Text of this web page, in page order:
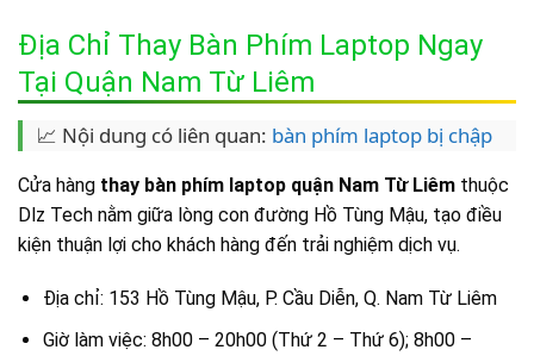
Địa Chỉ Thay Bàn Phím Laptop Ngay
Tại Quận Nam Từ Liêm
📈 Nội dung có liên quan: bàn phím laptop bị chập
Cửa hàng thay bàn phím laptop quận Nam Từ Liêm thuộc
Dlz Tech nằm giữa lòng con đường Hồ Tùng Mậu, tạo điều
kiện thuận lợi cho khách hàng đến trải nghiệm dịch vụ.
Địa chỉ: 153 Hồ Tùng Mậu, P. Cầu Diễn, Q. Nam Từ Liêm
Giờ làm việc: 8h00 – 20h00 (Thứ 2 – Thứ 6); 8h00 –